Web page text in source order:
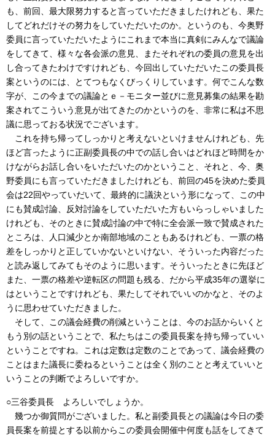
も、前回、最大限努力すると言っていただきましたけれども、果た
してどれだけその努力をしていただいたのか。というのも、今奥野
委員に言っていただいたようにこれまで本当に真剣にみんなで議論
をしてきて、様々な各会派の意見、またそれぞれの委員の意見を出
し合ってきたわけですけれども、今回出していただいたこの委員長
案というのには、とてつもなくびっくりしています。何でこんな数
字が、この今までの議論とｅ－モニター並びに意見募集の結果を勘
案されてこういう意見が出てきたのかというのを、非常に私は不思
議に思っておる状況でございます。
これを持ち帰ってしっかりと考えないといけませんけれども、先
ほど言ったように正副委員長の中での話し合いはどれほど時間をか
けながらお話し合いをいただいたのかということ、それと、今、奥
野委員にも言っていただきましたけれども、前回の45を決めた委員
会は22回やっていだいて、最終的に議決という形になって、この中
にも賛成討論、反対討論をしていただいた方もいらっしゃいました
けれども、そのときに賛成討論の中で特に全会派一致で賛成された
ところは、人口減少とか南部地域のこともあるけれども、一票の格
差をしっかりと正していかないといけない、そういった内容だった
と読み返してみてもそのように思います。そういったときに先ほど
また、一票の格差や逆転区の問題も残る、だから平成35年の選挙に
はということですけれども、果たしてそれでいいのかなと、そのよ
うに思わせていただきました。
そして、この議会経費の削減ということは、今のお話からいくと
もう別の話ということで、私たちはこの委員長案を持ち帰っていい
ということですね。これは定数は定数のことであって、議会経費の
ことはまた議長に委ねるということは全く別のことと考えていいと
いうことの判断でよろしいですか。
○三谷委員長 よろしいでしょうか。
幾つか御質問がございました。私と副委員長との議論は今日の委
員長案を前提とする以前からこの委員会開催中何度も話をしてきて